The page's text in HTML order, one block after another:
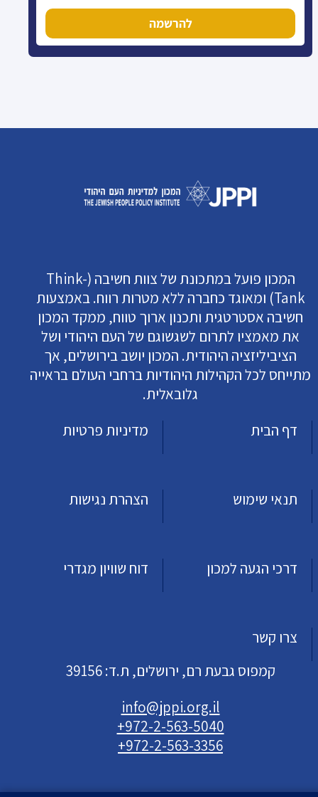
להרשמה
המכון פועל במתכונת של צוות חשיבה (Think-
Tank) ומאוגד כחברה ללא מטרות רווח. באמצעות
חשיבה אסטרטגית ותכנון ארוך טווח, ממקד המכון
את מאמציו לתרום לשגשוגם של העם היהודי ושל
הציביליזציה היהודית. המכון יושב בירושלים, אך
מתייחס לכל הקהילות היהודיות ברחבי העולם בראייה
גלובאלית.
דף הבית
מדיניות פרטיות
תנאי שימוש הצהרת נגישות
דרכי הגעה למכון דוח שוויון מגדרי
צרו קשר
קמפוס גבעת רם, ירושלים, ת.ד: 39156
info@jppi.org.il
+972-2-563-5040
+972-2-563-3356